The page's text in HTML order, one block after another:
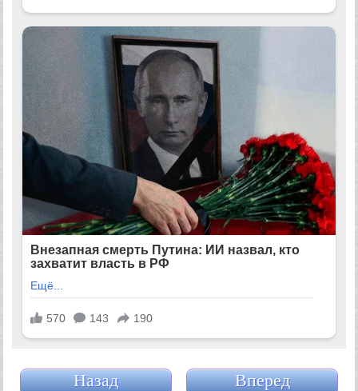
Назад Вперед